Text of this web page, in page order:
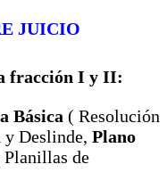
JUICIO
fracción I y II:
Básica ( Resolución
y Deslinde, Plano
Planillas de